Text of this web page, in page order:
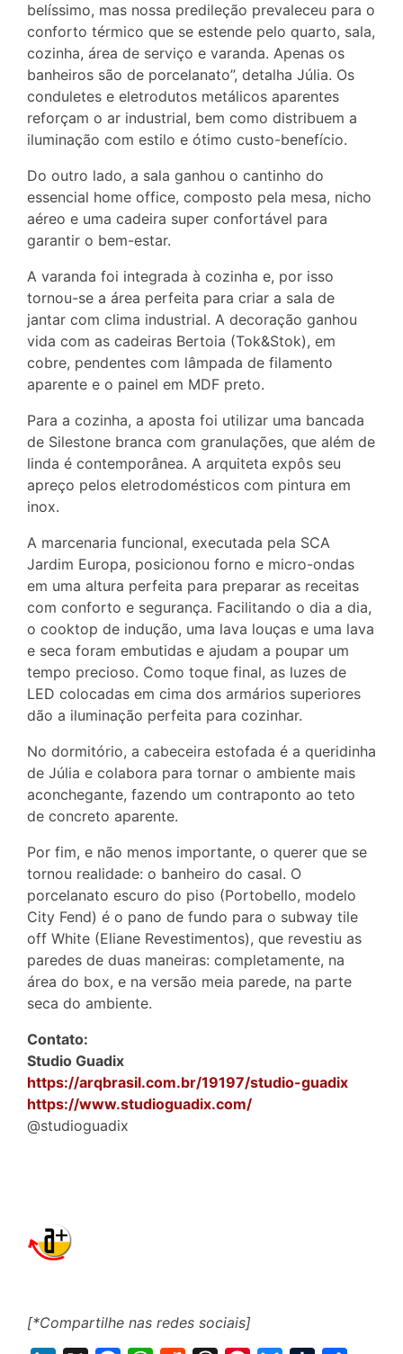
belíssimo, mas nossa predileção prevaleceu para o
conforto térmico que se estende pelo quarto, sala,
cozinha, área de serviço e varanda. Apenas os
banheiros são de porcelanato”, detalha Júlia. Os
conduletes e eletrodutos metálicos aparentes
reforçam o ar industrial, bem como distribuem a
iluminação com estilo e ótimo custo-benefício.
Do outro lado, a sala ganhou o cantinho do
essencial home office, composto pela mesa, nicho
aéreo e uma cadeira super confortável para
garantir o bem-estar.
A varanda foi integrada à cozinha e, por isso
tornou-se a área perfeita para criar a sala de
jantar com clima industrial. A decoração ganhou
vida com as cadeiras Bertoia (Tok&Stok), em
cobre, pendentes com lâmpada de filamento
aparente e o painel em MDF preto.
Para a cozinha, a aposta foi utilizar uma bancada
de Silestone branca com granulações, que além de
linda é contemporânea. A arquiteta expôs seu
apreço pelos eletrodomésticos com pintura em
inox.
A marcenaria funcional, executada pela SCA
Jardim Europa, posicionou forno e micro-ondas
em uma altura perfeita para preparar as receitas
com conforto e segurança. Facilitando o dia a dia,
o cooktop de indução, uma lava louças e uma lava
e seca foram embutidas e ajudam a poupar um
tempo precioso. Como toque final, as luzes de
LED colocadas em cima dos armários superiores
dão a iluminação perfeita para cozinhar.
No dormitório, a cabeceira estofada é a queridinha
de Júlia e colabora para tornar o ambiente mais
aconchegante, fazendo um contraponto ao teto
de concreto aparente.
Por fim, e não menos importante, o querer que se
tornou realidade: o banheiro do casal. O
porcelanato escuro do piso (Portobello, modelo
City Fend) é o pano de fundo para o subway tile
off White (Eliane Revestimentos), que revestiu as
paredes de duas maneiras: completamente, na
área do box, e na versão meia parede, na parte
seca do ambiente.
Contato:
Studio Guadix
https://arqbrasil.com.br/19197/studio-guadix
https://www.studioguadix.com/
@studioguadix
[*Compartilhe nas redes sociais]